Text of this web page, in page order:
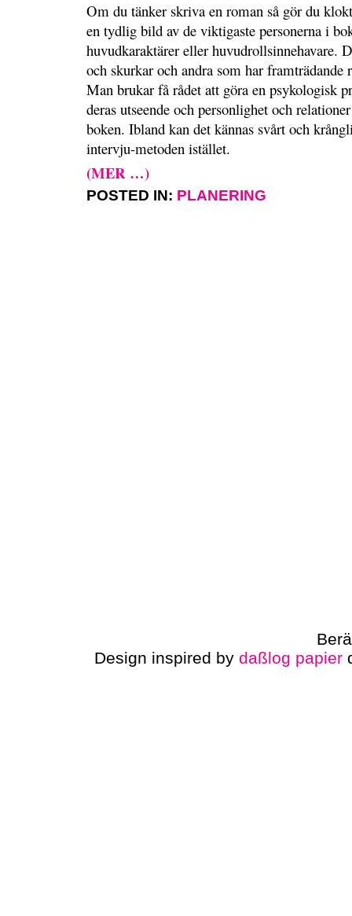
Om du tänker skriva en roman så gör du
en tydlig bild av de viktigaste personerna i
huvudkaraktärer eller huvudrollsinnehavare.
och skurkar och andra som har framträdande
Man brukar få rådet att göra en psykologisk
deras utseende och personlighet och
boken. Ibland kan det kännas svårt och
intervju-metoden istället.
(MER …)
POSTED IN: PLANERING
Design inspired by daßlog papier